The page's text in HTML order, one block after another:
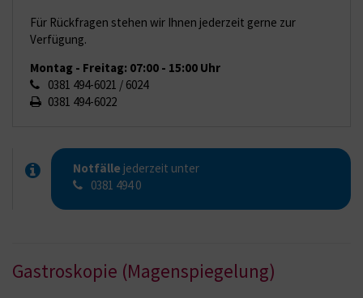
Für Rückfragen stehen wir Ihnen jederzeit gerne zur
Verfügung.
Montag - Freitag: 07:00 - 15:00 Uhr
0381 494-6021 / 6024
0381 494-6022
Notfälle jederzeit unter
0381 494 0
Gastroskopie (Magenspiegelung)